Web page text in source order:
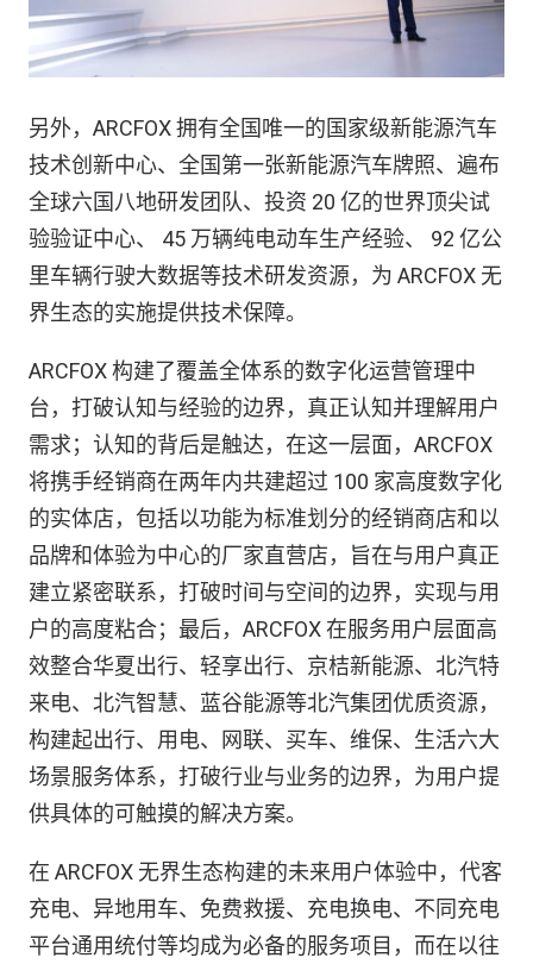
另外，ARCFOX 拥有全国唯一的国家级新能源汽车
技术创新中心、全国第一张新能源汽车牌照、遍布
全球六国八地研发团队、投资 20 亿的世界顶尖试
验验证中心、 45 万辆纯电动车生产经验、 92 亿公
里车辆行驶大数据等技术研发资源，为 ARCFOX 无
界生态的实施提供技术保障。
ARCFOX 构建了覆盖全体系的数字化运营管理中
台，打破认知与经验的边界，真正认知并理解用户
需求；认知的背后是触达，在这一层面，ARCFOX
将携手经销商在两年内共建超过 100 家高度数字化
的实体店，包括以功能为标准划分的经销商店和以
品牌和体验为中心的厂家直营店，旨在与用户真正
建立紧密联系，打破时间与空间的边界，实现与用
户的高度粘合；最后，ARCFOX 在服务用户层面高
效整合华夏出行、轻享出行、京桔新能源、北汽特
来电、北汽智慧、蓝谷能源等北汽集团优质资源，
构建起出行、用电、网联、买车、维保、生活六大
场景服务体系，打破行业与业务的边界，为用户提
供具体的可触摸的解决方案。
在 ARCFOX 无界生态构建的未来用户体验中，代客
充电、异地用车、免费救援、充电换电、不同充电
平台通用统付等均成为必备的服务项目，而在以往